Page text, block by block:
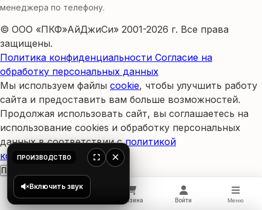
Главная Каталог Корзина Войти Меню
менеджера по телефону.
© ООО «ПКФ»АйДжиСи» 2001-2026 г. Все права
защищены.
Политика конфиденциальности Согласие на
обработку персональных данных
Мы используем файлы cookie, чтобы улучшить работу
сайта и предоставить вам больше возможностей.
Продолжая использовать сайт, вы соглашаетесь на
использование cookies и обработку персональных
данных в соответствии сполитикой
конфиденциальности.
Принять и закрыть
ПРОИЗВОДСТВО ×
Включить звук